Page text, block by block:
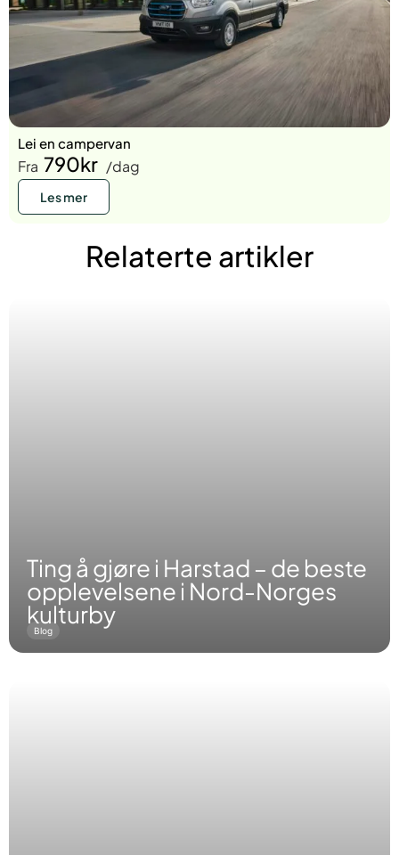
Lei en campervan
Fra 790kr /dag
Les mer
Relaterte artikler
Ting å gjøre i Harstad – de beste
opplevelsene i Nord-Norges
kulturby
Blog